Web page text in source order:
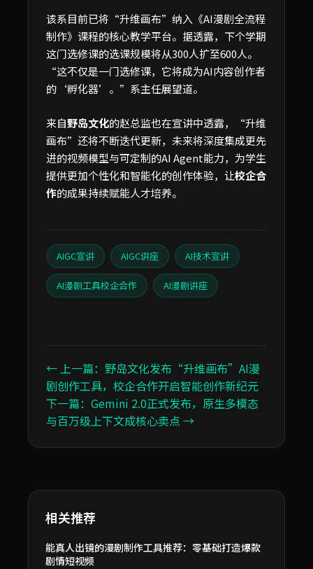
该系目前已将“升维画布”纳入《AI漫剧全流程
制作》课程的核心教学平台。据透露，下个学期
这门选修课的选课规模将从300人扩至600人。
“这不仅是一门选修课，它将成为AI内容创作者
的‘孵化器’。”系主任展望道。
来自野岛文化的赵总监也在宣讲中透露，“升维
画布”还将不断迭代更新，未来将深度集成更先
进的视频模型与可定制的AI Agent能力，为学生
提供更加个性化和智能化的创作体验，让校企合
作的成果持续赋能人才培养。
AIGC宣讲 AIGC讲座 AI技术宣讲
AI漫剧工具校企合作 AI漫剧讲座
← 上一篇：野岛文化发布“升维画布”AI漫
剧创作工具，校企合作开启智能创作新纪元
下一篇：Gemini 2.0正式发布，原生多模态
与百万级上下文成核心卖点 →
相关推荐
能真人出镜的漫剧制作工具推荐：零基础打造爆款
剧情短视频